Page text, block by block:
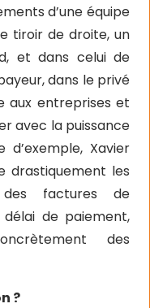
d’une équipe
tiroir de droite, un
et dans celui de
dans le privé
aux entreprises et
avec la puissance
Xavier
drastiquement les
factures de
de paiement,
des
?